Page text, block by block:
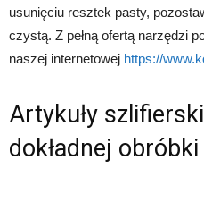
usunięciu resztek pasty,
czystą. Z pełną ofertą narzędzi
naszej internetowej https://
Artykuły
dokładnej